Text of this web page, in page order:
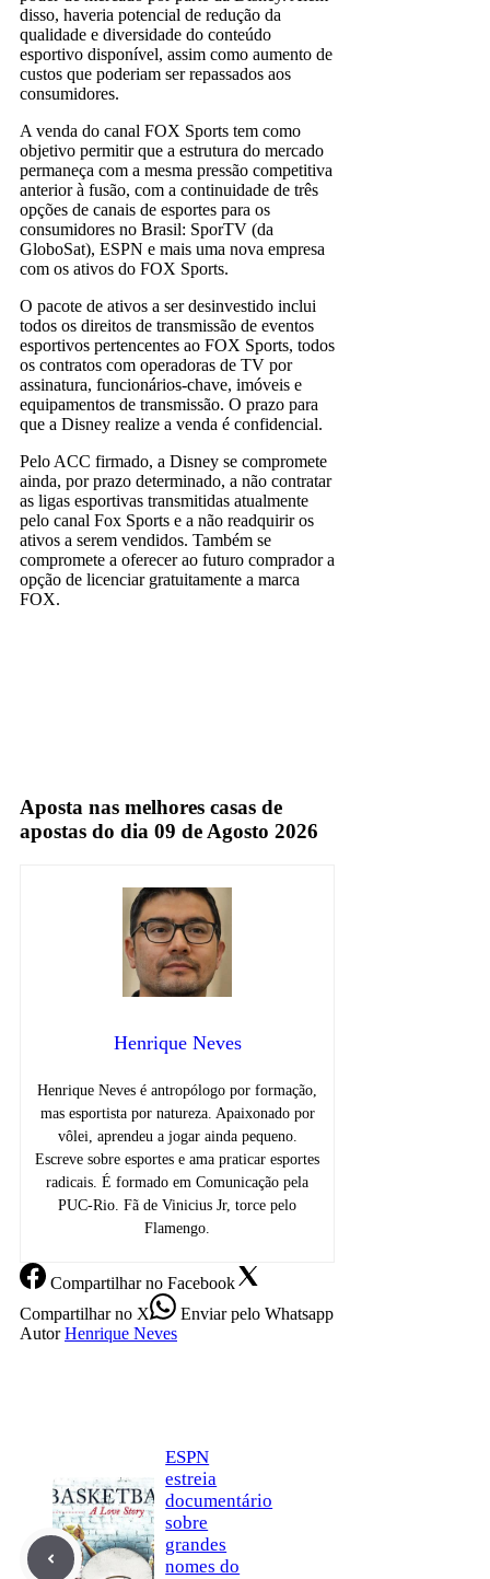
disso, haveria potencial de redução da
qualidade e diversidade do conteúdo
esportivo disponível, assim como aumento de
custos que poderiam ser repassados aos
consumidores.
A venda do canal FOX Sports tem como
objetivo permitir que a estrutura do mercado
permaneça com a mesma pressão competitiva
anterior à fusão, com a continuidade de três
opções de canais de esportes para os
consumidores no Brasil: SporTV (da
GloboSat), ESPN e mais uma nova empresa
com os ativos do FOX Sports.
O pacote de ativos a ser desinvestido inclui
todos os direitos de transmissão de eventos
esportivos pertencentes ao FOX Sports, todos
os contratos com operadoras de TV por
assinatura, funcionários-chave, imóveis e
equipamentos de transmissão. O prazo para
que a Disney realize a venda é confidencial.
Pelo ACC firmado, a Disney se compromete
ainda, por prazo determinado, a não contratar
as ligas esportivas transmitidas atualmente
pelo canal Fox Sports e a não readquirir os
ativos a serem vendidos. Também se
compromete a oferecer ao futuro comprador a
opção de licenciar gratuitamente a marca
FOX.
Aposta nas melhores casas de
apostas do dia 09 de Agosto 2026
Henrique Neves
Henrique Neves é antropólogo por formação,
mas esportista por natureza. Apaixonado por
vôlei, aprendeu a jogar ainda pequeno.
Escreve sobre esportes e ama praticar esportes
radicais. É formado em Comunicação pela
PUC-Rio. Fã de Vinicius Jr, torce pelo
Flamengo.
Compartilharno Facebook
Compartilharno X Enviarpelo Whatsapp
Autor Henrique Neves
ESPN
estreia
documentário
sobre
grandes
nomes do